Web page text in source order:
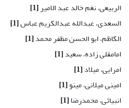
الربیعی، نغم خالد عبد الامیر[1]
السعدی، عبدالله عبدالکریم عباس[1]
الکاظم، ابو الحسن مظفر محمد[1]
امامقلی زاده، سعید[1]
امرایی، میلاد[1]
امینی میلانی، مینو[1]
انبیائی، محمدرضا[1]